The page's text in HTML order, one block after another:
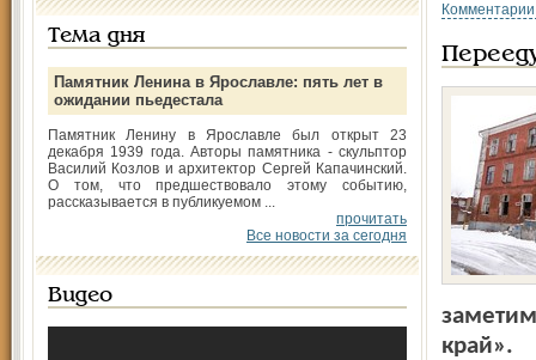
Тема дня
Памятник Ленина в Ярославле: пять лет в
ожидании пьедестала
Памятник Ленину в Ярославле был открыт 23
декабря 1939 года. Авторы памятника - скульптор
Василий Козлов и архитектор Сергей Капачинский.
О том, что предшествовало этому событию,
рассказывается в публикуемом ...
прочитать
Все новости за сегодня
Видео
край».